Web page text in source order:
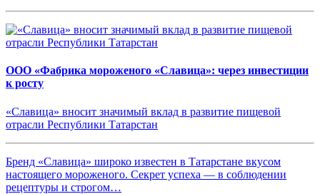
ООО «Фабрика мороженого «Славица»: через инвестиции
к росту
«Славица» вносит значимый вклад в развитие пищевой
отрасли Республики Татарстан
Бренд «Славица» широко известен в Татарстане вкусом
настоящего мороженого. Секрет успеха — в соблюдении
рецептуры и строгом…